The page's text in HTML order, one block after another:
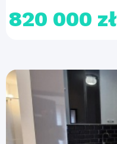
820 000 zł